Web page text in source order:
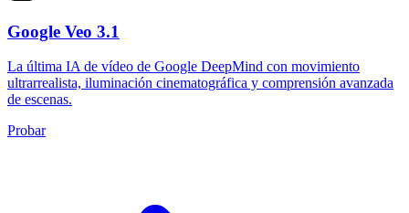
Google Veo 3.1
La última IA de vídeo de Google DeepMind con movimiento
ultrarrealista, iluminación cinematográfica y comprensión avanzada
de escenas.
Probar